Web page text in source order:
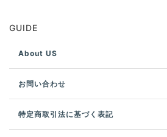
GUIDE
About US
お問い合わせ
特定商取引法に基づく表記